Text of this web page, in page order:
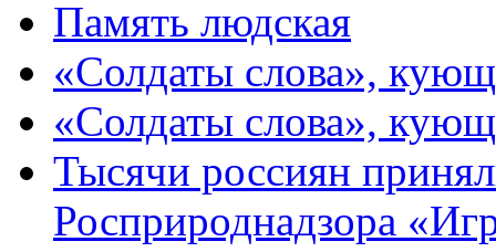
Память людская
«Солдаты слова»,
«Солдаты слова»,
Тысячи россиян
Росприроднадзора